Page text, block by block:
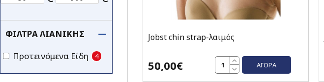
ΦΊΛΤΡΑ ΛΙΑΝΙΚΉΣ
Προτεινόμενα Είδη
4
Jobst chin strap-λαιμός
50,00€ ΑΓΟΡΆ